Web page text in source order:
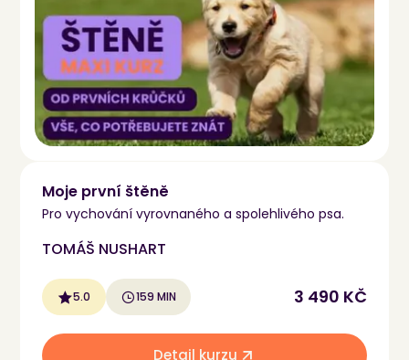
Moje první štěně
Pro vychování vyrovnaného a spolehlivého psa.
TOMÁŠ NUSHART
5.0 159 MIN 3 490 KČ
Detail kurzu